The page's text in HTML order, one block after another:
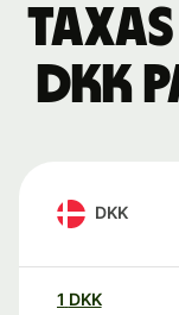
DKK
DKK
1 DKK